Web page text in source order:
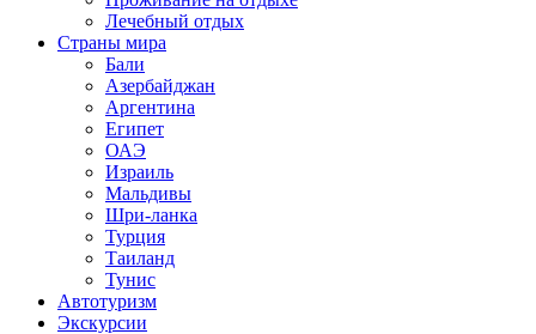
Лечебный отдых
Страны мира
Бали
Азербайджан
Аргентина
Египет
ОАЭ
Израиль
Мальдивы
Шри-ланка
Турция
Таиланд
Тунис
Автотуризм
Экскурсии